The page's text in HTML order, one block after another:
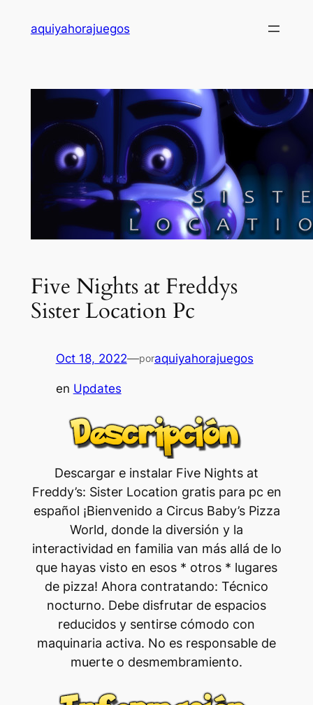
aquiyahorajuegos
Five Nights at Freddys
Sister Location Pc
Oct 18, 2022—poraquiyahorajuegos
en Updates
Descargar e instalar Five Nights at
Freddy’s: Sister Location gratis para pc en
español ¡Bienvenido a Circus Baby’s Pizza
World, donde la diversión y la
interactividad en familia van más allá de lo
que hayas visto en esos * otros * lugares
de pizza! Ahora contratando: Técnico
nocturno. Debe disfrutar de espacios
reducidos y sentirse cómodo con
maquinaria activa. No es responsable de
muerte o desmembramiento.